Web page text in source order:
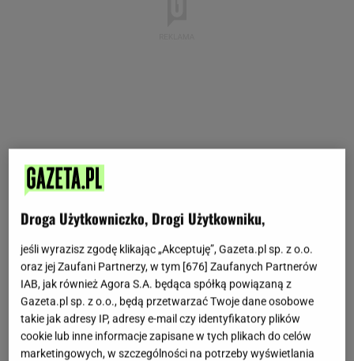
rozpoznawczy kuchni włoskiej. Jest ona popularna
na całym świecie i mało kto potrafi się jej oprzeć.
Niestety nie zawsze mamy możliwości i okazję, by
zasmakować jej w oryginalnych okolicznościach.
Dlatego więc tak chętnie przyrządzamy ją w domu.
Droga Użytkowniczko, Drogi Użytkowniku,
jeśli wyrazisz zgodę klikając „Akceptuję”, Gazeta.pl sp. z o.o.
oraz jej Zaufani Partnerzy, w tym [676] Zaufanych Partnerów
IAB, jak również Agora S.A. będąca spółką powiązaną z
Gazeta.pl sp. z o.o., będą przetwarzać Twoje dane osobowe
takie jak adresy IP, adresy e-mail czy identyfikatory plików
cookie lub inne informacje zapisane w tych plikach do celów
marketingowych, w szczególności na potrzeby wyświetlania